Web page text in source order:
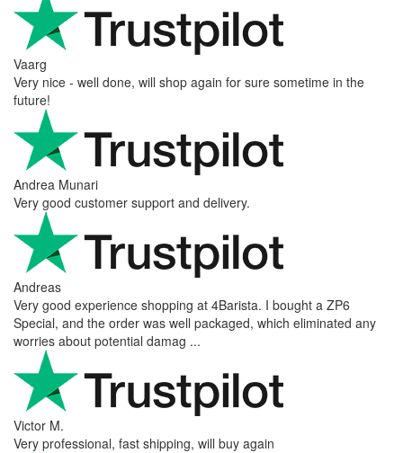
Vaarg
Very nice - well done, will shop again for sure sometime in the
future!
Andrea Munari
Very good customer support and delivery.
Andreas
Very good experience shopping at 4Barista. I bought a ZP6
Special, and the order was well packaged, which eliminated any
worries about potential damag ...
Victor M.
Very professional, fast shipping, will buy again